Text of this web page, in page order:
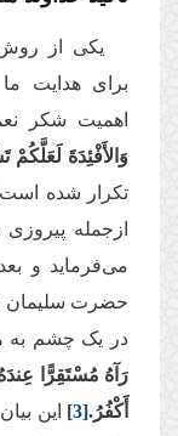
یکی از
برای هدایت
اهمیت شکر
وَالأَفْئِدَةَ
تکرار شده
ازجمله
می‌فرماید و
حضرت سلیمان
در یک چشم به
رَآهُ مُسْتَقِرًّا
أَكْفُرُ.[3] این